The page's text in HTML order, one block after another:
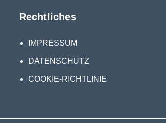
Rechtliches
IMPRESSUM
DATENSCHUTZ
COOKIE-RICHTLINIE